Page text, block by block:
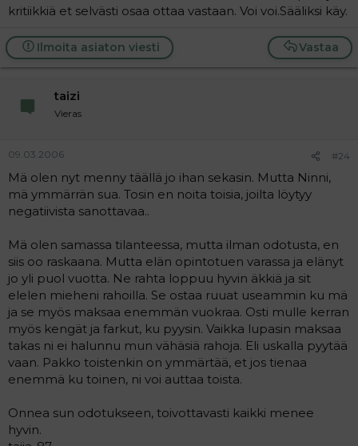
kritiikkiä et selvästi osaa ottaa vastaan. Voi voi.Sääliksi käy.
Vastaa
Ilmoita asiaton viesti
taizi
Vieras
09.03.2006 #24
Mä olen nyt menny täällä jo ihan sekasin. Mutta Ninni,
mä ymmärrän sua. Tosin en noita toisia, joilta löytyy
negatiivista sanottavaa..
Mä olen samassa tilanteessa, mutta ilman odotusta, en
siis oo raskaana. Mutta elän opintotuen varassa ja elänyt
jo yli puol vuotta. Ne rahta loppuu hyvin äkkiä ja sit
elelen mieheni rahoilla. Se ostaa ruuat useammin ku mä
ja se myös maksaa enemmän vuokraa. Osti mulle kerran
myös kengät ja farkut, ku pyysin. Vaikka lupasin maksaa
takas ni ei halunnu mun vähäsiä rahoja. Eli uskalla pyytää
vaan. Pakko toistenkin on ymmärtää, et jos tienaa
enemmä ku toinen, ni voi auttaa toista.
Onnea sun odotukseen, toivottavasti kaikki menee
hyvin.